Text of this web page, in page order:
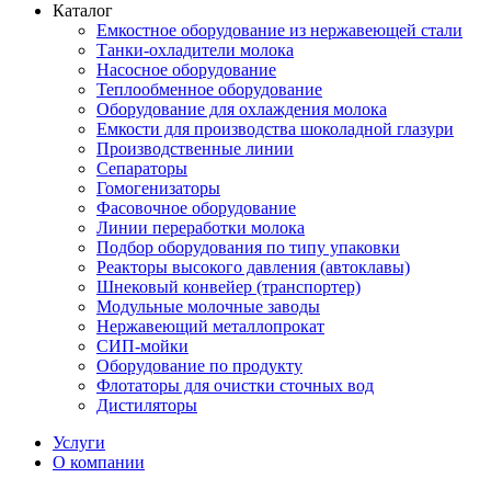
Каталог
Емкостное оборудование из нержавеющей стали
Танки-охладители молока
Насосное оборудование
Теплообменное оборудование
Оборудование для охлаждения молока
Емкости для производства шоколадной глазури
Производственные линии
Сепараторы
Гомогенизаторы
Фасовочное оборудование
Линии переработки молока
Подбор оборудования по типу упаковки
Реакторы высокого давления (автоклавы)
Шнековый конвейер (транспортер)
Модульные молочные заводы
Нержавеющий металлопрокат
СИП-мойки
Оборудование по продукту
Флотаторы для очистки сточных вод
Дистиляторы
Услуги
О компании